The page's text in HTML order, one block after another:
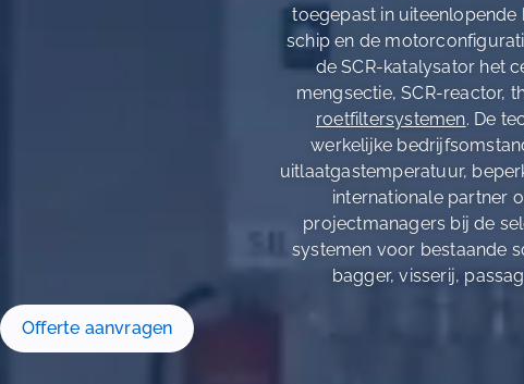
toegepast in uiteenlopende
schip en de
de SCR-katalysator het
mengsectie, SCR-reactor,
roetfiltersystemen. De
werkelijke
uitlaatgastemperatuur,
internationale partner
projectmanagers bij de
systemen voor bestaande
bagger, visserij,
Offerte aanvragen